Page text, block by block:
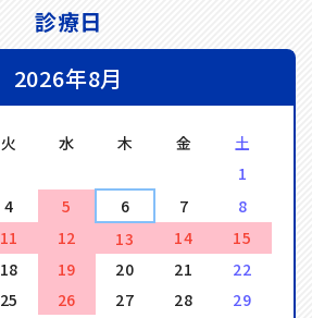
診療日
2026年8月
火 水 木 金
土
1
4 5 6 7
8
11 12 13 14
15
18 19 20 21
22
25 26 27 28
29